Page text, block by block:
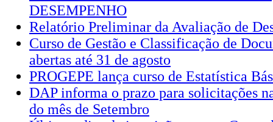
DESEMPENHO
Relatório Preliminar da Avaliação de
Curso de Gestão e Classificação de
abertas até 31 de agosto
PROGEPE lança curso de Estatística
DAP informa o prazo para solicitações
do mês de Setembro